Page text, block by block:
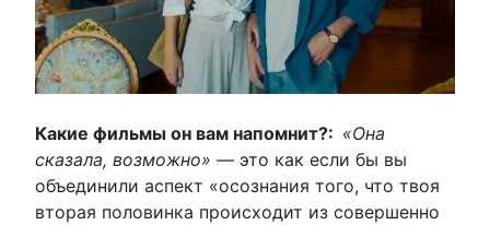
Какие фильмы он вам напомнит?: «Она
сказала, возможно» — это как если бы вы
объединили аспект «осознания того, что твоя
вторая половинка происходит из совершенно